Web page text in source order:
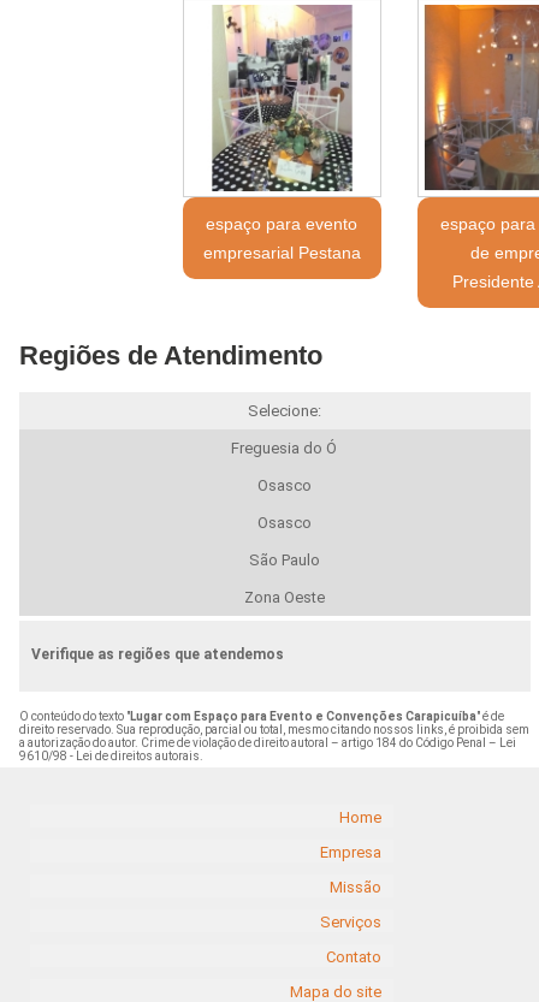
espaço para evento
empresarial Pestana
espaço
de
Presidente
Regiões de Atendimento
Selecione:
Freguesia do Ó
Osasco
Osasco
São Paulo
Zona Oeste
Verifique as regiões que atendemos
O conteúdo do texto "Lugar com Espaço para Evento e Convenções Carapicuíba" é de
direito reservado. Sua reprodução, parcial ou total, mesmo citando nossos links, é proibida sem
a autorização do autor. Crime de violação de direito autoral – artigo 184 do Código Penal –
Lei
9610/98 - Lei de direitos autorais
Home
Empresa
Missão
Serviços
Contato
Mapa do site